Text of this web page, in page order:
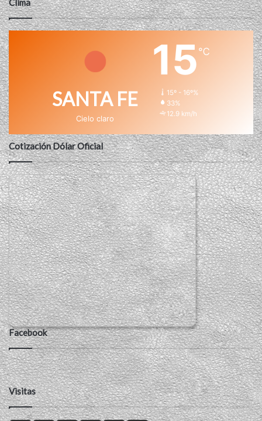
Clima
SANTA FE
Cielo claro
15℃
15º - 16º%
33%
12.9 km/h
Cotización Dólar Oficial
Facebook
Visitas